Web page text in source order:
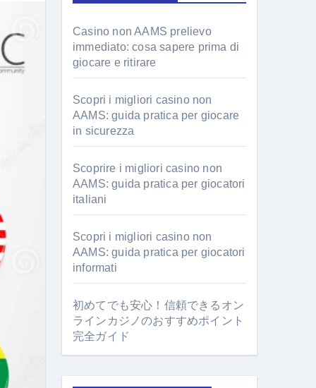
Casino non AAMS prelievo
immediato: cosa sapere prima di
giocare e ritirare
Scopri i migliori casino non
AAMS: guida pratica per giocare
in sicurezza
Scoprire i migliori casino non
AAMS: guida pratica per giocatori
italiani
Scopri i migliori casino non
AAMS: guida pratica per giocatori
informati
初めてでも安心！信頼できるオン
ラインカジノのおすすめポイント
完全ガイド